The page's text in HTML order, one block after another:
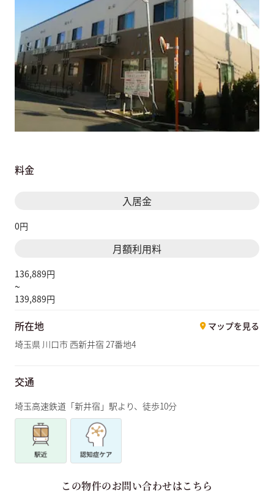
料金
入居金
0円
月額利用料
136,889円
~
139,889円
所在地
埼玉県 川口市 西新井宿 27番地4
マップを見る
交通
埼玉高速鉄道「新井宿」駅より、徒歩10分
この物件のお問い合わせはこちら